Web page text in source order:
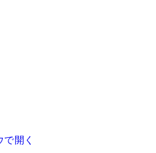
開く